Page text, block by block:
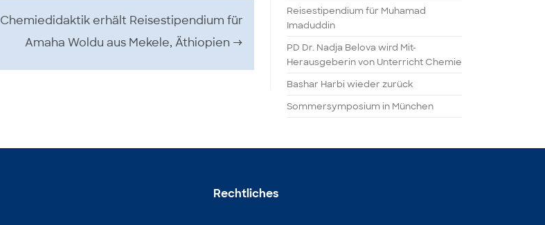
Chemiedidaktik erhält Reisestipendium für
Amaha Woldu aus Mekele, Äthiopien →
Reisestipendium für Muhamad
Imaduddin
PD Dr. Nadja Belova wird Mit-
Herausgeberin von Unterricht Chemie
Bashar Harbi wieder zurück
Sommersymposium in München
Rechtliches